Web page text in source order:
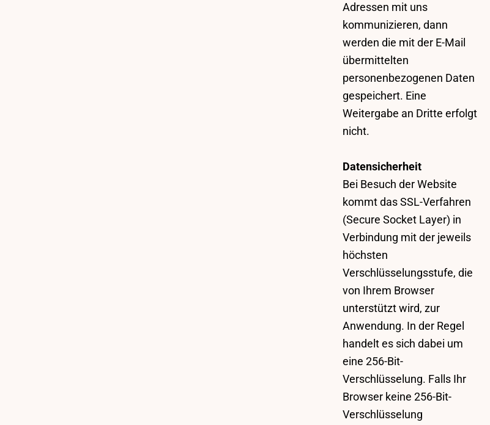
Adressen mit uns
kommunizieren, dann
werden die mit der E-Mail
übermittelten
personenbezogenen Daten
gespeichert. Eine
Weitergabe an Dritte erfolgt
nicht.
Datensicherheit
Bei Besuch der Website
kommt das SSL-Verfahren
(Secure Socket Layer) in
Verbindung mit der jeweils
höchsten
Verschlüsselungsstufe, die
von Ihrem Browser
unterstützt wird, zur
Anwendung. In der Regel
handelt es sich dabei um
eine 256-Bit-
Verschlüsselung. Falls Ihr
Browser keine 256-Bit-
Verschlüsselung